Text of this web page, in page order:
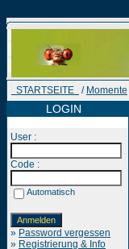
STARTSEITE / Momente
LOGIN
User :
Code :
Automatisch
» Password vergessen
» Registrierung & Info